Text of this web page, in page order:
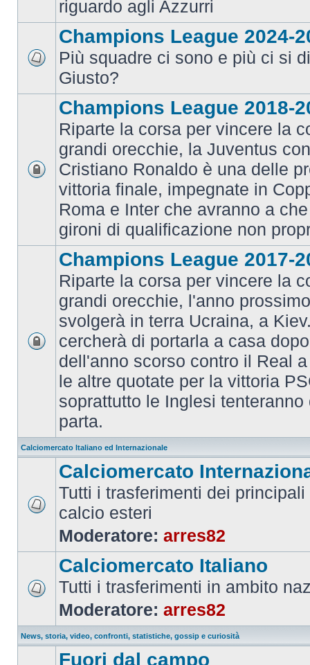
riguardo agli Azzurri
Champions League 2024-
Più squadre ci sono e più ci si
Giusto?
Champions League 2018-
Riparte la corsa per vincere la
grandi orecchie, la Juventus
Cristiano Ronaldo è una delle
vittoria finale, impegnate in
Roma e Inter che avranno a
gironi di qualificazione non
Champions League 2017-
Riparte la corsa per vincere la
grandi orecchie, l'anno
svolgerà in terra Ucraina, a
cercherà di portarla a casa
dell'anno scorso contro il Real
le altre quotate per la vittoria
soprattutto le Inglesi tenteranno
parta.
Calciomercato Italiano ed Internazionale
Calciomercato
Tutti i trasferimenti dei
calcio esteri
Moderatore: arres82
Calciomercato Italiano
Tutti i trasferimenti in ambito
Moderatore: arres82
News, storia, video, confronti, statistiche, gossip e curiosità
Fuori dal campo